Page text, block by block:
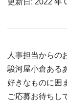
更新日: 2022 年
人事担当からの
駿河屋小倉ある
好きなものに囲
ご応募お待ちし